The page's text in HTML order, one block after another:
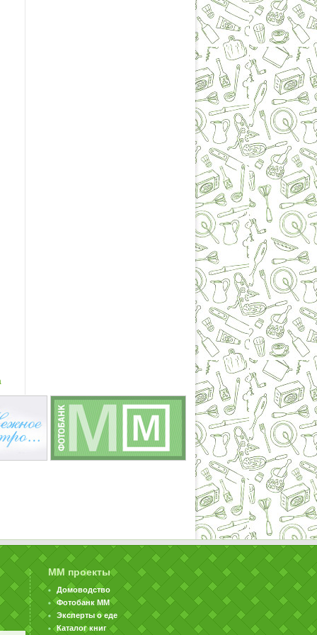
ММ проекты
Домоводство
Фотобанк ММ
Эксперты о еде
Каталог книг